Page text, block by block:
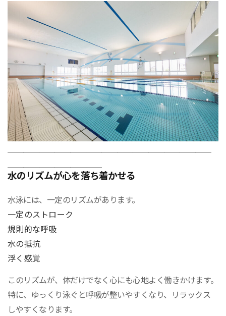
水のリズムが心を落ち着かせる
水泳には、一定のリズムがあります。
一定のストローク
規則的な呼吸
水の抵抗
浮く感覚
このリズムが、体だけでなく心にも心地よく働きかけます。
特に、ゆっくり泳ぐと呼吸が整いやすくなり、リラックス
しやすくなります。